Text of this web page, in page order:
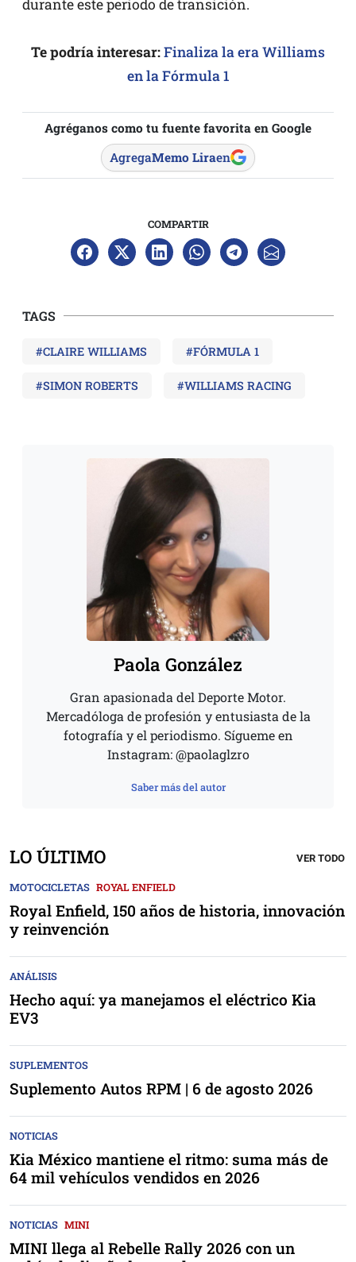
durante este periodo de transición.
Te podría interesar:Finaliza la era Williams
en la Fórmula 1
Agréganos como tu fuente favorita en Google
AgregaMemo Liraen
COMPARTIR
TAGS
#CLAIRE WILLIAMS #FÓRMULA 1
#SIMON ROBERTS #WILLIAMS RACING
Paola González
Gran apasionada del Deporte Motor.
Mercadóloga de profesión y entusiasta de la
fotografía y el periodismo. Sígueme en
Instagram: @paolaglzro
Saber más del autor
LO ÚLTIMO VER TODO
MOTOCICLETAS ROYAL ENFIELD
Royal Enfield, 150 años de historia, innovación
y reinvención
ANÁLISIS
Hecho aquí: ya manejamos el eléctrico Kia
EV3
SUPLEMENTOS
Suplemento Autos RPM | 6 de agosto 2026
NOTICIAS
Kia México mantiene el ritmo: suma más de
64 mil vehículos vendidos en 2026
NOTICIAS MINI
MINI llega al Rebelle Rally 2026 con un